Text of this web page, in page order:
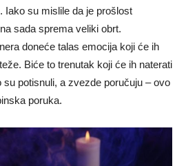
Iako su mislile da je prošlost
sada sprema veliki obrt.
doneće talas emocija koji će ih
Biće to trenutak koji će ih naterati
potisnuli, a zvezde poručuju – ovo
poruka.